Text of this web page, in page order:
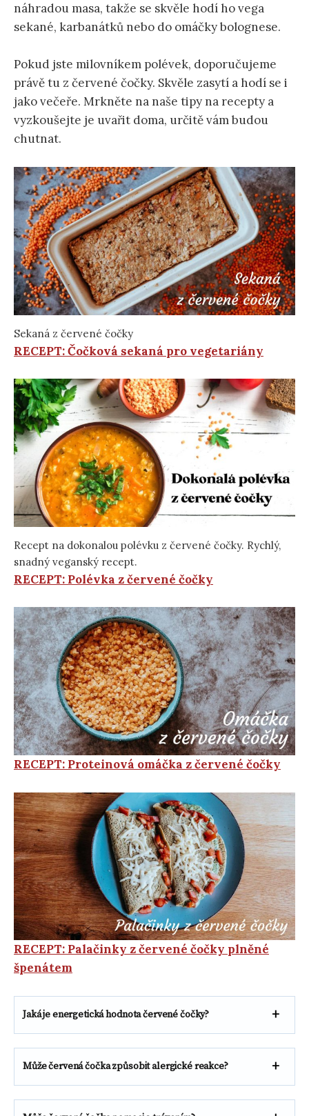
náhradou masa, takže se skvěle hodí ho vega
sekané, karbanátků nebo do omáčky bolognese.
Pokud jste milovníkem polévek, doporučujeme
právě tu z červené čočky. Skvěle zasytí a hodí se i
jako večeře. Mrkněte na naše tipy na recepty a
vyzkoušejte je uvařit doma, určitě vám budou
chutnat.
Sekaná z červené čočky
RECEPT: Čočková sekaná pro vegetariány
Recept na dokonalou polévku z červené čočky. Rychlý,
snadný veganský recept.
RECEPT: Polévka z červené čočky
RECEPT: Proteinová omáčka z červené čočky
RECEPT: Palačinky z červené čočky plněné
špenátem
Jaká je energetická hodnota červené čočky?
Může červená čočka způsobit alergické reakce?